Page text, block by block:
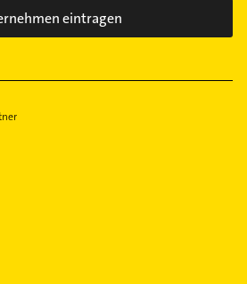
eintragen